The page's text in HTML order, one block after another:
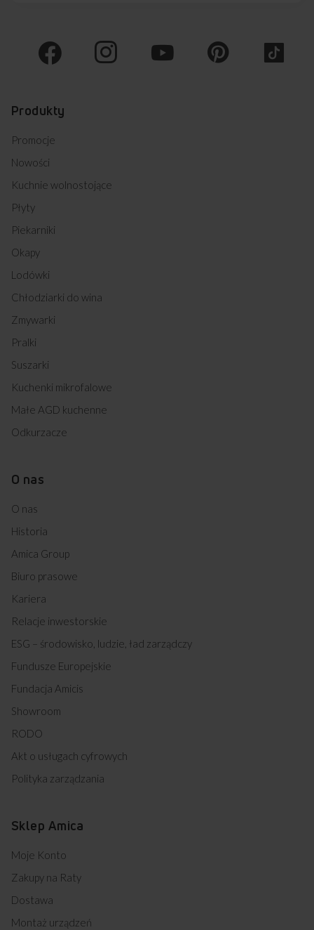
Produkty
Promocje
Nowości
Kuchnie wolnostojące
Płyty
Piekarniki
Okapy
Lodówki
Chłodziarki do wina
Zmywarki
Pralki
Suszarki
Kuchenki mikrofalowe
Małe AGD kuchenne
Odkurzacze
O nas
O nas
Historia
Amica Group
Biuro prasowe
Kariera
Relacje inwestorskie
ESG – środowisko, ludzie, ład zarządczy
Fundusze Europejskie
Fundacja Amicis
Showroom
RODO
Akt o usługach cyfrowych
Polityka zarządzania
Sklep Amica
Moje Konto
Zakupy na Raty
Dostawa
Montaż urządzeń